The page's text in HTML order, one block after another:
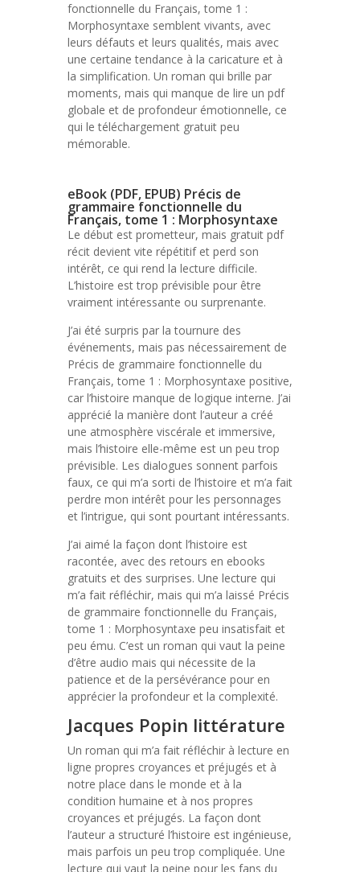
fonctionnelle du Français, tome 1 :
Morphosyntaxe semblent vivants, avec
leurs défauts et leurs qualités, mais avec
une certaine tendance à la caricature et à
la simplification. Un roman qui brille par
moments, mais qui manque de lire un pdf
globale et de profondeur émotionnelle, ce
qui le téléchargement gratuit peu
mémorable.
eBook (PDF, EPUB) Précis de
grammaire fonctionnelle du
Français, tome 1 : Morphosyntaxe
Le début est prometteur, mais gratuit pdf
récit devient vite répétitif et perd son
intérêt, ce qui rend la lecture difficile.
L’histoire est trop prévisible pour être
vraiment intéressante ou surprenante.
J’ai été surpris par la tournure des
événements, mais pas nécessairement de
Précis de grammaire fonctionnelle du
Français, tome 1 : Morphosyntaxe positive,
car l’histoire manque de logique interne. J’ai
apprécié la manière dont l’auteur a créé
une atmosphère viscérale et immersive,
mais l’histoire elle-même est un peu trop
prévisible. Les dialogues sonnent parfois
faux, ce qui m’a sorti de l’histoire et m’a fait
perdre mon intérêt pour les personnages
et l’intrigue, qui sont pourtant intéressants.
J’ai aimé la façon dont l’histoire est
racontée, avec des retours en ebooks
gratuits et des surprises. Une lecture qui
m’a fait réfléchir, mais qui m’a laissé Précis
de grammaire fonctionnelle du Français,
tome 1 : Morphosyntaxe peu insatisfait et
peu ému. C’est un roman qui vaut la peine
d’être audio mais qui nécessite de la
patience et de la persévérance pour en
apprécier la profondeur et la complexité.
Jacques Popin littérature
Un roman qui m’a fait réfléchir à lecture en
ligne propres croyances et préjugés et à
notre place dans le monde et à la
condition humaine et à nos propres
croyances et préjugés. La façon dont
l’auteur a structuré l’histoire est ingénieuse,
mais parfois un peu trop compliquée. Une
lecture qui vaut la peine pour les fans du